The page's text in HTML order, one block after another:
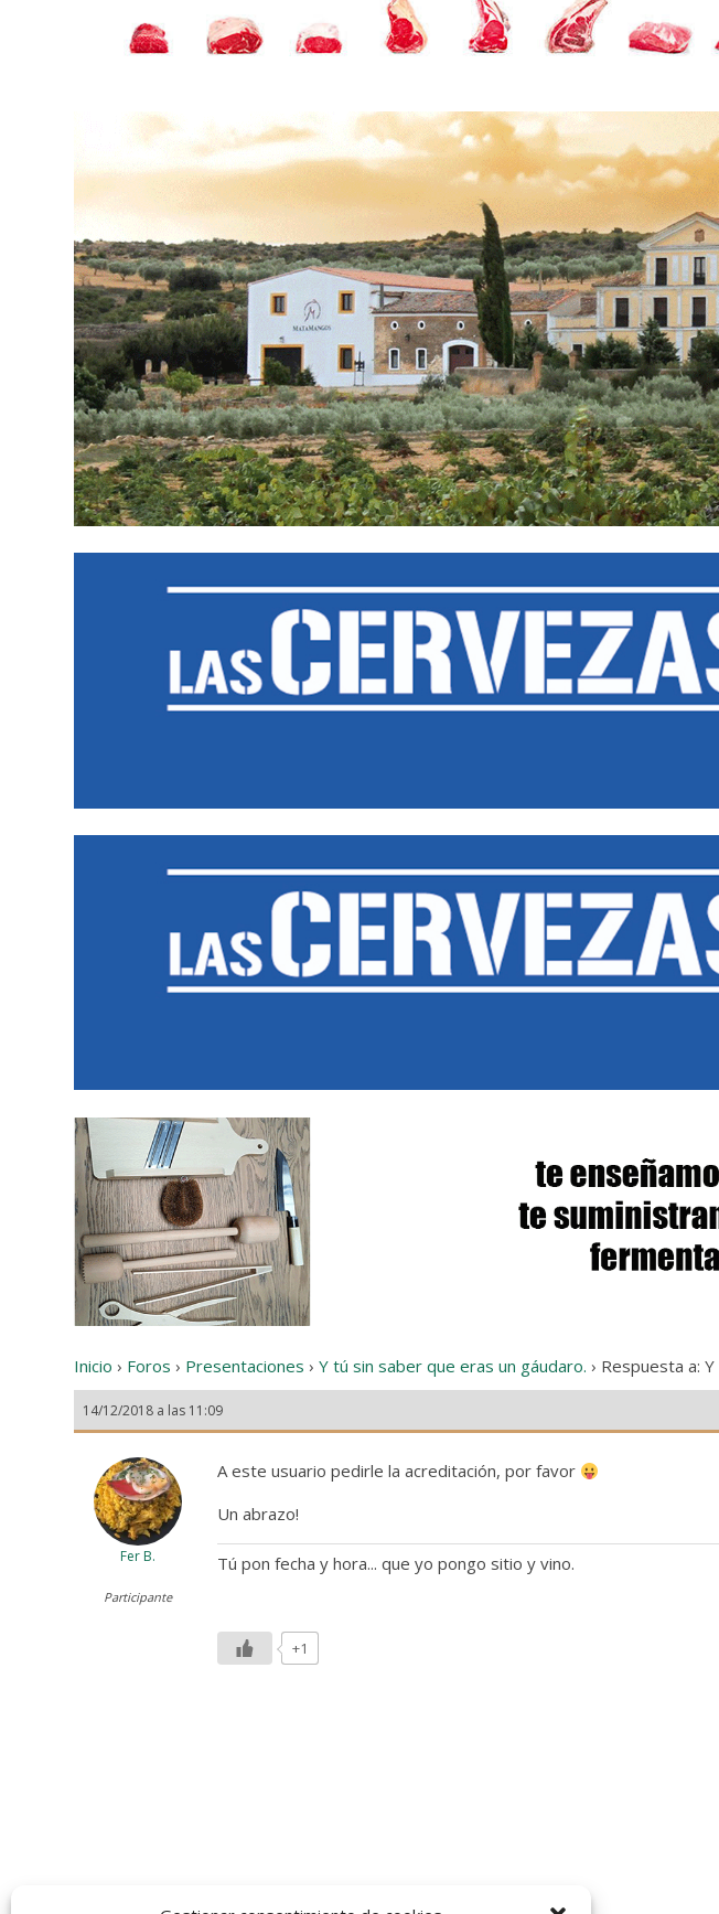
Inicio › Foros › Presentaciones › Y tú sin saber que eras un gáudaro. › Respuesta a:
14/12/2018 a las 11:09
Fer B.
Participante
A este usuario pedirle la acreditación, por favor
Un abrazo!
Tú pon fecha y hora... que yo pongo sitio y vino.
+1